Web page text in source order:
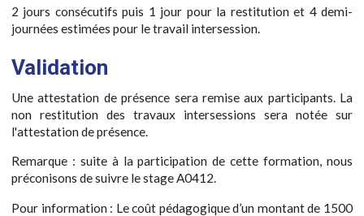
2 jours consécutifs puis 1 jour pour la restitution et 4 demi-
journées estimées pour le travail intersession.
Validation
Une attestation de présence sera remise aux participants. La
non restitution des travaux intersessions sera notée sur
l'attestation de présence.
Remarque : suite à la participation de cette formation, nous
préconisons de suivre le stage A0412.
Pour information : Le coût pédagogique d’un montant de 1500